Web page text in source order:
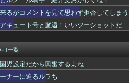
るけど「強いおばさん」はいな...
パージ”指定ってなんなん？
オン未達・・・
興奮するよね
なく人気出るわな
ね
こともある
るがコメントを見て思わず拒否してしまう
キュート号と邂逅！いいツーショットだ
- [一覧]
児設定だから興奮するよね
ナーに迫るルラち